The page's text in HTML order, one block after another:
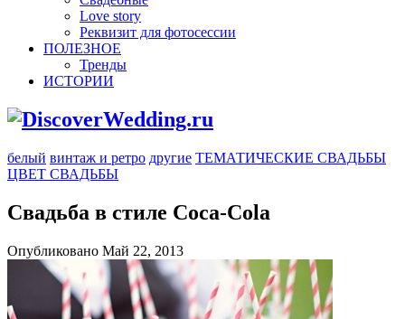
Love story
Реквизит для фотосессии
ПОЛЕЗНОЕ
Тренды
ИСТОРИИ
белый винтаж и ретро другие ТЕМАТИЧЕСКИЕ СВАДЬБЫ
ЦВЕТ СВАДЬБЫ
Свадьба в стиле Coca-Cola
Опубликовано Май 22, 2013